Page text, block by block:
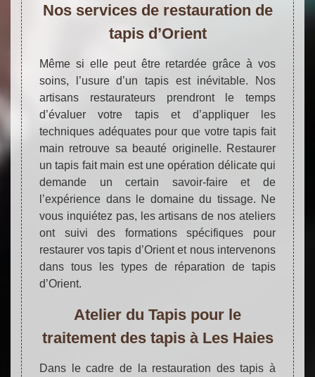
Nos services de restauration de
tapis d’Orient
Même si elle peut être retardée grâce à vos
soins, l’usure d’un tapis est inévitable. Nos
artisans restaurateurs prendront le temps
d’évaluer votre tapis et d’appliquer les
techniques adéquates pour que votre tapis fait
main retrouve sa beauté originelle. Restaurer
un tapis fait main est une opération délicate qui
demande un certain savoir-faire et de
l’expérience dans le domaine du tissage. Ne
vous inquiétez pas, les artisans de nos ateliers
ont suivi des formations spécifiques pour
restaurer vos tapis d’Orient et nous intervenons
dans tous les types de réparation de tapis
d’Orient.
Atelier du Tapis pour le
traitement des tapis à Les Haies
Dans le cadre de la restauration des tapis à